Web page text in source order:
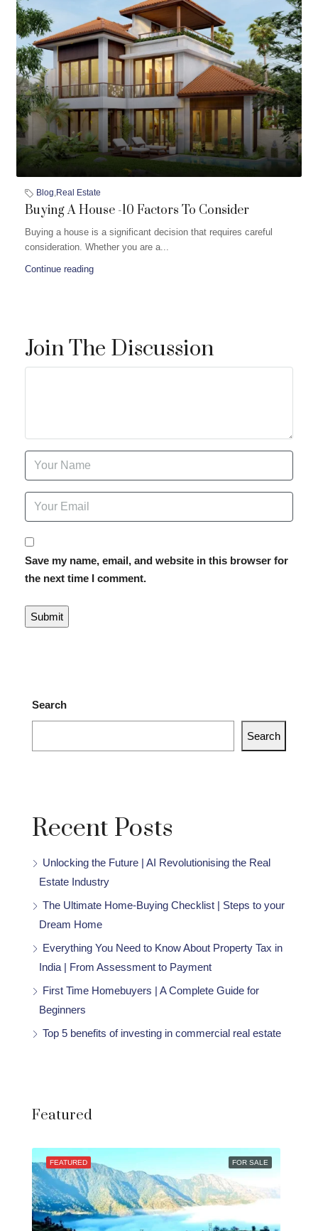
Blog,Real Estate
Buying A House -10 Factors To Consider
Buying a house is a significant decision that requires careful
consideration. Whether you are a...
Continue reading
Join The Discussion
Save my name, email, and website in this browser for
the next time I comment.
Search
Search
Recent Posts
Unlocking the Future | AI Revolutionising the Real
Estate Industry
The Ultimate Home-Buying Checklist | Steps to your
Dream Home
Everything You Need to Know About Property Tax in
India | From Assessment to Payment
First Time Homebuyers | A Complete Guide for
Beginners
Top 5 benefits of investing in commercial real estate
Featured
FOR SALE
FEATURED